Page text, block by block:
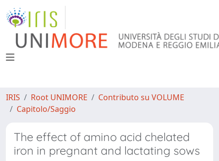
IRIS Root UNIMORE
Contributo su VOLUME
Capitolo/Saggio
The effect of amino acid chelated
iron in pregnant and lactating sows